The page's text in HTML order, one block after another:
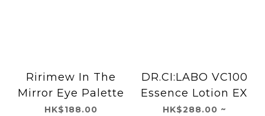
Ririmew In The
Mirror Eye Palette
HK$188.00
DR.CI:LABO VC100
Essence Lotion EX
HK$288.00 ~